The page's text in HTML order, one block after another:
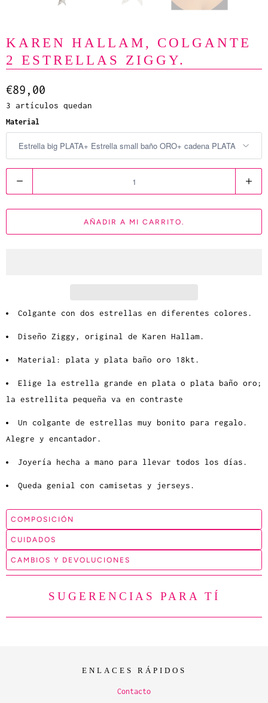
KAREN HALLAM, COLGANTE
2 ESTRELLAS ZIGGY.
€89,00
3 artículos quedan
Material
a
n
AÑADIR A MI CARRITO.
Colgante con dos estrellas en diferentes colores.
Diseño Ziggy, original de Karen Hallam.
Material: plata y plata baño oro 18kt.
Elige la estrella grande en plata o plata baño oro;
la estrellita pequeña va en contraste
Un colgante de estrellas muy bonito para regalo.
Alegre y encantador.
Joyería hecha a mano para llevar todos los días.
Queda genial con camisetas y jerseys.
COMPOSICIÓN
CUIDADOS
CAMBIOS Y DEVOLUCIONES
SUGERENCIAS PARA TÍ
ENLACES RÁPIDOS
Contacto